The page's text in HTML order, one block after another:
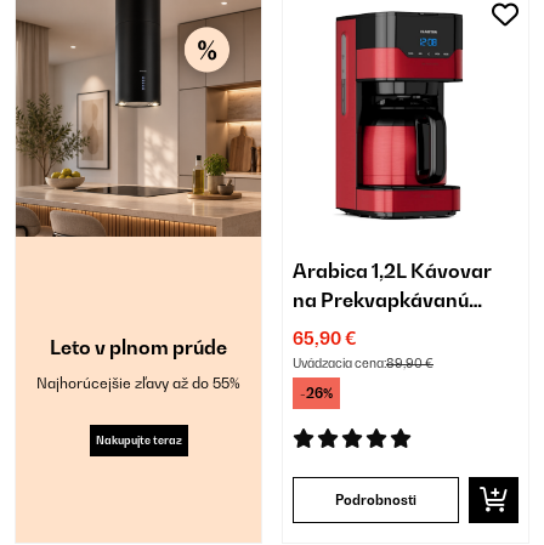
Leto v plnom prúde
Najhorúcejšie zľavy až do 55%
Nakupujte teraz
Arabica 1,2L Kávovar
na Prekvapkávanú
Kávu 10 Šálok Červená
65,90 €
Uvádzacia cena:89,90 €
-26%
Podrobnosti